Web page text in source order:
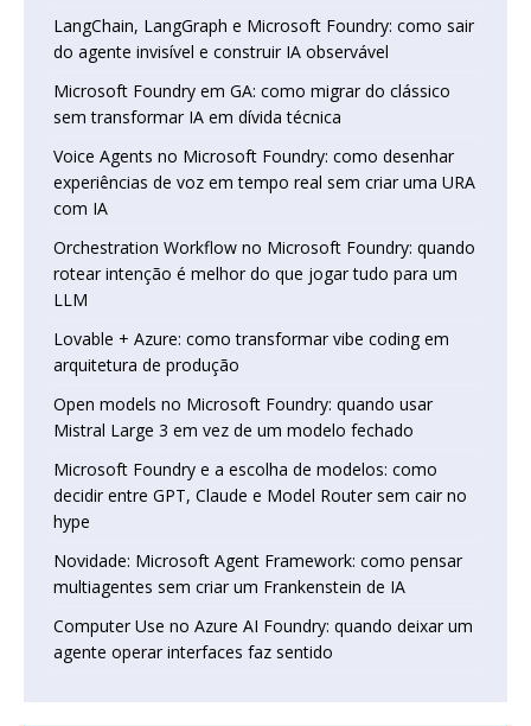
LangChain, LangGraph e Microsoft Foundry: como sair
do agente invisível e construir IA observável
Microsoft Foundry em GA: como migrar do clássico
sem transformar IA em dívida técnica
Voice Agents no Microsoft Foundry: como desenhar
experiências de voz em tempo real sem criar uma URA
com IA
Orchestration Workflow no Microsoft Foundry: quando
rotear intenção é melhor do que jogar tudo para um
LLM
Lovable + Azure: como transformar vibe coding em
arquitetura de produção
Open models no Microsoft Foundry: quando usar
Mistral Large 3 em vez de um modelo fechado
Microsoft Foundry e a escolha de modelos: como
decidir entre GPT, Claude e Model Router sem cair no
hype
Novidade: Microsoft Agent Framework: como pensar
multiagentes sem criar um Frankenstein de IA
Computer Use no Azure AI Foundry: quando deixar um
agente operar interfaces faz sentido